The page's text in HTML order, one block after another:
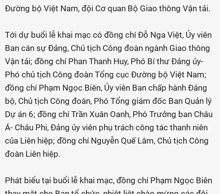
Đường bộ Việt Nam, đội Cơ quan Bộ Giao thông Vận tải.
Tới dự buổi lễ khai mạc có đồng chí Đỗ Nga Việt, Ủy viên
Ban cán sự Đảng, Chủ tịch Công đoàn ngành Giao thông
Vận tải; đồng chí Phan Thanh Huy, Phó Bí thư Đảng ủy-
Phó chủ tịch Công đoàn Tổng cục Đường bộ Việt Nam;
đồng chí Phạm Ngọc Biên, Ủy viên Ban chấp hành Đảng
bộ, Chủ tịch Công đoàn, Phó Tổng giám đốc Ban Quản lý
Dự án 6; đồng chí Trần Xuân Oanh, Phó Trưởng ban Châu
Á- Châu Phi, Đảng ủy viên phụ trách công tác thanh niên
của Liên hiệp; đồng chí Nguyễn Quế Lâm, Chủ tịch Công
đoàn Liên hiệp.
Phát biểu tại buổi lễ khai mạc, đồng chí Phạm Ngọc Biên